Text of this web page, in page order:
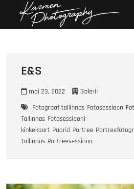
E&S
mai 23, 2022
Galerii
Fotograaf tallinnas Fotosessioon
Tallinnas Fotosessiooni
kinkekaart Paarid Portree
Tallinnas Portreesessioon